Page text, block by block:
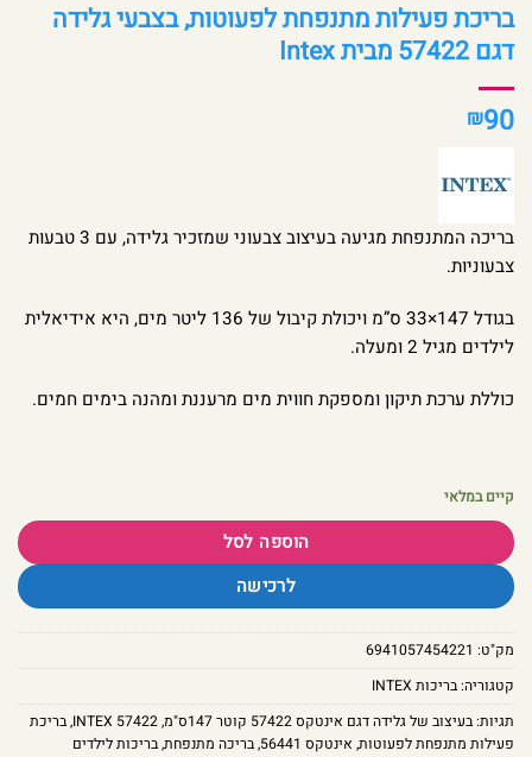
בריכת פעילות מתנפחת לפעוטות, בצבעי גלידה
דגם 57422 מבית Intex
₪90
בריכה המתנפחת מגיעה בעיצוב צבעוני שמזכיר גלידה, עם 3 טבעות
צבעוניות.
בגודל 147×33 ס”מ ויכולת קיבול של 136 ליטר מים, היא אידיאלית
לילדים מגיל 2 ומעלה.
כוללת ערכת תיקון ומספקת חווית מים מרעננת ומהנה בימים חמים.
קיים במלאי
הוספה לסל
לרכישה
מק"ט: 6941057454221
קטגוריה:בריכות INTEX
תגיות:בעיצוב של גלידה דגם אינטקס 57422 קוטר 147ס"מ ,
INTEX 57422
,בריכת
פעילות מתנפחת לפעוטות, אינטקס 56441 ,בריכה מתנפחת,בריכות לילדים